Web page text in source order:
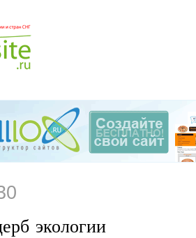
экологии